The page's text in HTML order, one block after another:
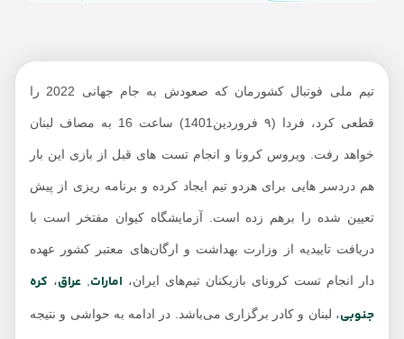
تیم ملی فوتبال کشورمان که صعودش به جام جهانی 2022 را
قطعی کرد، فردا (۹ فروردین1401) ساعت 16 به مصاف لبنان
خواهد رفت. ویروس کرونا و انجام تست های قبل از بازی این بار
هم دردسر هایی برای هردو تیم ایجاد کرده و برنامه ریزی از پیش
تعیین شده را برهم زده است. آزمایشگاه کیوان مفتخر است با
دریافت تاییدیه از وزارت بهداشت و ارگان‌های معتبر کشور عهده
دار انجام تست کرونای بازیکنان تیم‌های ایران،امارات,عراق ،کره
جنوبی، لبنان و کادر برگزاری می‌باشد. در ادامه به حواشی و نتیجه